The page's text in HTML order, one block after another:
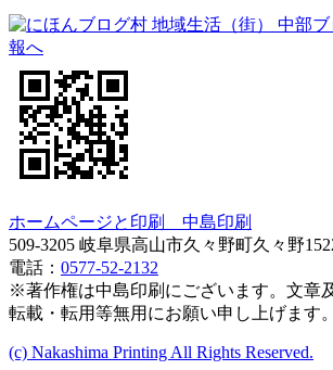
ホームページと印刷 中島印刷
509-3205 岐阜県高山市久々野町久々野
電話： 0577-52-2132
※著作権は中島印刷にございます。文章
転載・転用等無用にお願い申し上げます。
(c) Nakashima Printing All Rights Reserved.